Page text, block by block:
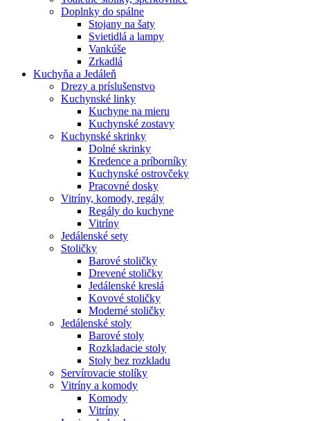
Doplnky do spálne
Stojany na šaty
Svietidlá a lampy
Vankúše
Zrkadlá
Kuchyňa a Jedáleň
Drezy a príslušenstvo
Kuchynské linky
Kuchyne na mieru
Kuchynské zostavy
Kuchynské skrinky
Dolné skrinky
Kredence a príborníky
Kuchynské ostrovčeky
Pracovné dosky
Vitríny, komody, regály
Regály do kuchyne
Vitríny
Jedálenské sety
Stoličky
Barové stoličky
Drevené stoličky
Jedálenské kreslá
Kovové stoličky
Moderné stoličky
Jedálenské stoly
Barové stoly
Rozkladacie stoly
Stoly bez rozkladu
Servírovacie stolíky
Vitríny a komody
Komody
Vitríny